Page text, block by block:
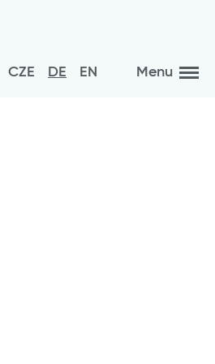
CZE DE EN Menu